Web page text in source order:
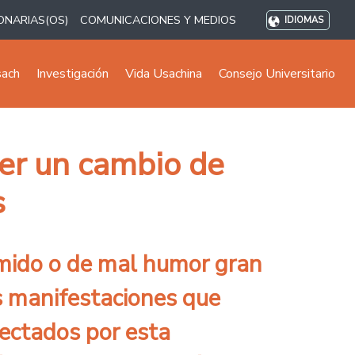
COMUNICACIONES Y MEDIOS IDIOMAS
Investigación Vida Usachina Consejo Universitario
un cambio de
o de mal humor gran
que
por esta